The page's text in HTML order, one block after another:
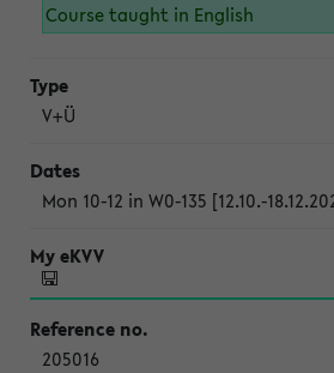
Course taught in English
V+Ü
Mon 10-12 in W0-135 [12.10.-
205016